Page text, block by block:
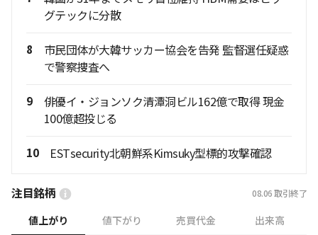
グテックに分散
8
市民団体が大韓サッカー協会を告発 監督選任疑惑
で警察捜査へ
9
俳優イ・ジョンソク清潭洞ビル162億で取得 現金
100億超投じる
10 ESTsecurity北朝鮮系Kimsuky型標的攻撃確認
注目銘柄 08.06 取引終了
値上がり 値下がり 売買代金 出来高